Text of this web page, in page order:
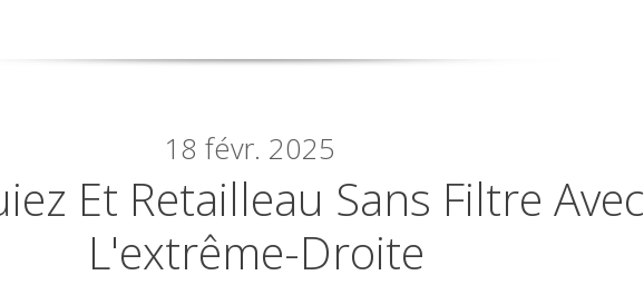
18 févr. 2025
Et Retailleau Sans Filtre Avec
L'extrême-Droite